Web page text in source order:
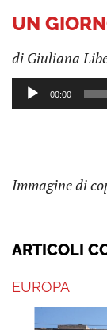
UN
di Giuliana
Audio
Player
00:00
Immagine di
ARTICOLI
EUROPA